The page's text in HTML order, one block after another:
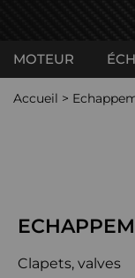
MOTEUR
Accueil >
Clapets, valves